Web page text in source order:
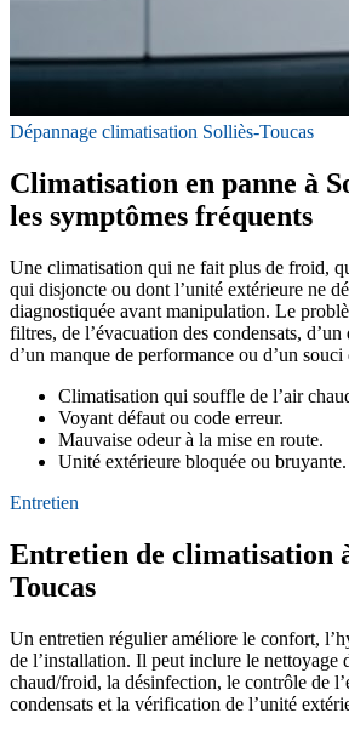
Dépannage climatisation Solliès-Toucas
Climatisation en panne à
les symptômes fréquents
Une climatisation qui ne fait plus de froid,
qui disjoncte ou dont l’unité extérieure ne
diagnostiquée avant manipulation. Le
filtres, de l’évacuation des condensats,
d’un manque de performance ou d’un souci
Climatisation qui souffle de l’air
Voyant défaut ou code erreur.
Mauvaise odeur à la mise en route.
Unité extérieure bloquée ou bruyante.
Entretien
Entretien de climatisation
Toucas
Un entretien régulier améliore le confort,
de l’installation. Il peut inclure le nettoyage
chaud/froid, la désinfection, le contrôle de
condensats et la vérification de l’unité